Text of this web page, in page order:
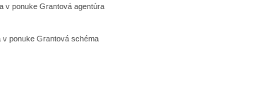
v ponuke Grantová agentúra
v ponuke Grantová schéma